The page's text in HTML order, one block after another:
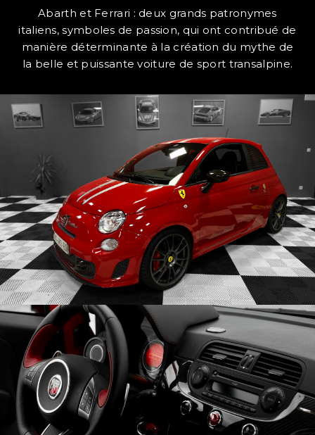
Abarth et Ferrari : deux grands patronymes
italiens, symboles de passion, qui ont contribué de
manière déterminante à la création du mythe de
la belle et puissante voiture de sport transalpine.